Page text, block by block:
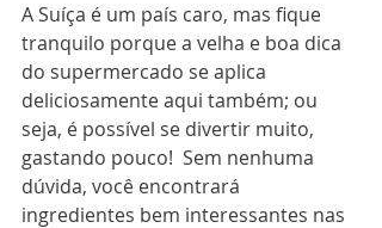
A Suíça é um país caro, mas fique
tranquilo porque a velha e boa dica
do supermercado se aplica
deliciosamente aqui também; ou
seja, é possível se divertir muito,
gastando pouco!  Sem nenhuma
dúvida, você encontrará
ingredientes bem interessantes nas